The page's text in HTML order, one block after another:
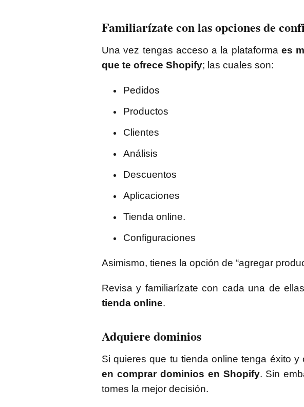
Familiarízate con las opciones de
Una vez tengas acceso a la plataforma es
que te ofrece Shopify; las cuales son:
Pedidos
Productos
Clientes
Análisis
Descuentos
Aplicaciones
Tienda online.
Configuraciones
Asimismo, tienes la opción de “agregar
Revisa y familiarízate con cada una de
tienda online.
Adquiere dominios
Si quieres que tu tienda online tenga éxito
en comprar dominios en Shopify. Sin
tomes la mejor decisión.